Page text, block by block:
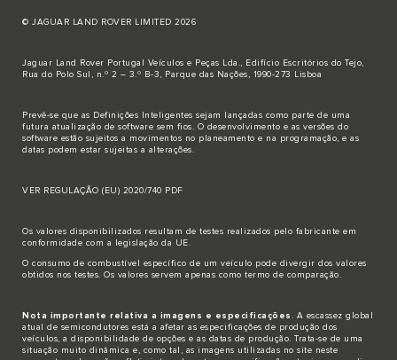
© JAGUAR LAND ROVER LIMITED 2026
Jaguar Land Rover Portugal Veículos e Peças Lda., Edifício Escritórios do Tejo,
Rua do Polo Sul, n.º 2 – 3.º B-3, Parque das Nações, 1990-273 Lisboa
Prevê-se que as Definições Inteligentes sejam lançadas como parte de uma
futura atualização de software sem fios. O desenvolvimento e as versões do
software estão sujeitos a movimentos no planeamento e na programação, e as
datas podem estar sujeitas a alterações.
VER REGULAÇÃO (EU) 2020/740 PDF
Os valores disponibilizados resultam de testes realizados pelo fabricante em
conformidade com a legislação da UE.
O consumo de combustível específico de um veículo pode divergir dos valores
obtidos nos testes. Os valores servem apenas como termo de comparação.
Nota importante relativa a imagens e especificações . A escassez global
atual de semicondutores está a afetar as especificações de produção dos
veículos, a disponibilidade de opções e as datas de produção. Trata-se de uma
situação muito dinâmica e, como tal, as imagens utilizadas no site neste